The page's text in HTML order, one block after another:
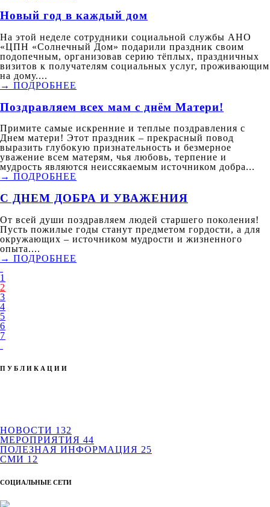
Новый год в каждый дом
На этой неделе сотрудники социальной службы АНО
«ЦПН «Солнечный Дом» подарили праздник своим
подопечным, организовав серию тёплых, праздничных
визитов к получателям социальных услуг, проживающим
на дому....
→ ПОДРОБНЕЕ
Поздравляем всех мам с днём Матери!
Примите самые искренние и теплые поздравления с
Днем матери! Этот праздник – прекрасный повод
выразить глубокую признательность и безмерное
уважение всем матерям, чья любовь, терпение и
мудрость являются неиссякаемым источником добра...
→ ПОДРОБНЕЕ
С ДНЕМ ДОБРА И УВАЖЕНИЯ
От всей души поздравляем людей старшего поколения!
Пусть пожилые годы станут предметом гордости, а для
окружающих – источником мудрости и жизненного
опыта....
→ ПОДРОБНЕЕ
1
2
3
4
5
6
7
ПУБЛИКАЦИИ
НОВОСТИ 132
МЕРОПРИЯТИЯ 44
ПОЛЕЗНАЯ ИНФОРМАЦИЯ 25
СМИ 12
СОЦИАЛЬНЫЕ СЕТИ